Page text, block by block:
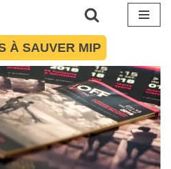
À SAUVER MIP